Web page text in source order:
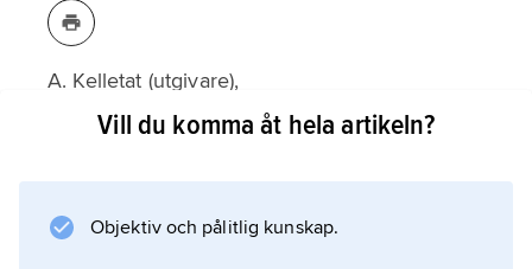
A. Kelletat (utgivare),
Simon Dach und der Königsberger
Vill du komma åt hela artikeln?
Objektiv och pålitlig kunskap.